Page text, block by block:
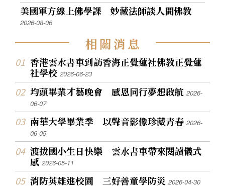
美國軍方線上佛學課 妙藏法師談人間佛教
2026-08-06
相關消息
香港雲水書車到訪香海正覺蓮社佛教正覺蓮
社學校2026-06-23
均頭畢業才藝晚會 感恩同行夢想啟航2026-
06-07
南華大學畢業季 以聲音影像珍藏青春2026-
06-05
渡拔國小生日快樂 雲水書車帶來閱讀儀式
感2026-05-11
消防英雄進校園 三好善童學防災2026-04-30